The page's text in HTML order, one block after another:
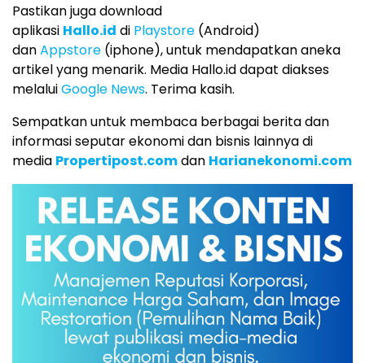
Pastikan juga download
aplikasi Hallo.id di Playstore (Android)
danAppstore (iphone), untuk mendapatkan aneka
artikel yang menarik. Media Hallo.id dapat diakses
melaluiGoogle News. Terima kasih.
Sempatkan untuk membaca berbagai berita dan
informasi seputar ekonomi dan bisnis lainnya di
media Propertipost.comdan Harianekonomi.com